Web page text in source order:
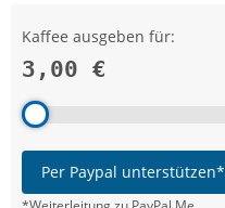
Kaffee ausgeben für:
3,00 €
Per Paypal unterstützen*